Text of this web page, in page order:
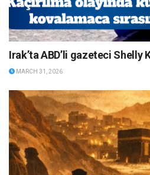
Irak’ta ABD’li gazeteci Shelly
MARCH 31, 2026